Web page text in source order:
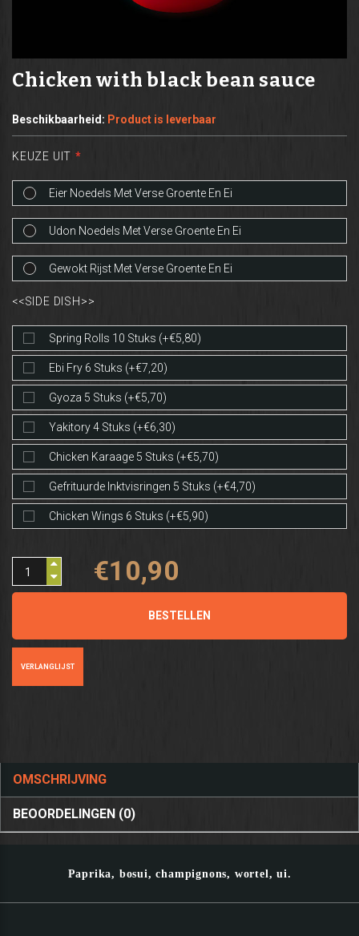
Chicken with black bean sauce
Beschikbaarheid: Product is leverbaar
KEUZE UIT
Eier Noedels Met Verse Groente En Ei
Udon Noedels Met Verse Groente En Ei
Gewokt Rijst Met Verse Groente En Ei
<<SIDE DISH>>
Spring Rolls 10 Stuks (+€5,80)
Ebi Fry 6 Stuks (+€7,20)
Gyoza 5 Stuks (+€5,70)
Yakitory 4 Stuks (+€6,30)
Chicken Karaage 5 Stuks (+€5,70)
Gefrituurde Inktvisringen 5 Stuks (+€4,70)
Chicken Wings 6 Stuks (+€5,90)
€10,90
BESTELLEN
VERLANGLIJST
OMSCHRIJVING
BEOORDELINGEN (0)
Paprika, bosui, champignons, wortel, ui.